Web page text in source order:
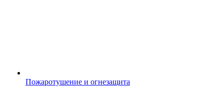
Пожаротушение и огнезащита